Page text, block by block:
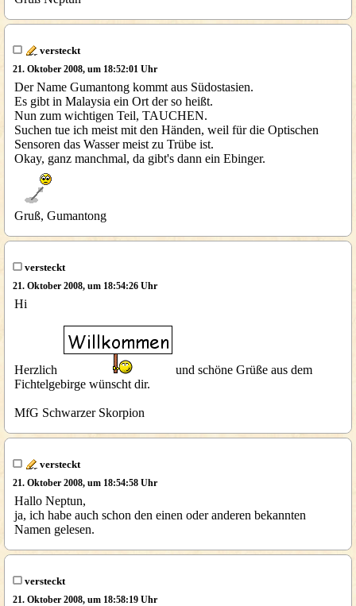
versteckt
21. Oktober 2008, um 18:52:01 Uhr
Der Name Gumantong kommt aus Südostasien.
Es gibt in Malaysia ein Ort der so heißt.
Nun zum wichtigen Teil, TAUCHEN.
Suchen tue ich meist mit den Händen, weil für die Optischen
Sensoren das Wasser meist zu Trübe ist.
Okay, ganz manchmal, da gibt's dann ein Ebinger.
Gruß, Gumantong
versteckt
21. Oktober 2008, um 18:54:26 Uhr
Hi
Herzlich
und schöne Grüße aus dem
Fichtelgebirge wünscht dir.
MfG Schwarzer Skorpion
versteckt
21. Oktober 2008, um 18:54:58 Uhr
Hallo Neptun,
ja, ich habe auch schon den einen oder anderen bekannten
Namen gelesen.
versteckt
21. Oktober 2008, um 18:58:19 Uhr